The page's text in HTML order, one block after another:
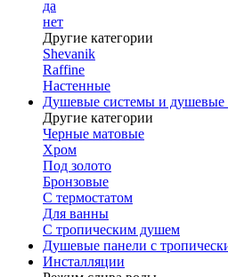
да
нет
Другие категории
Shevanik
Raffine
Настенные
Душевые системы и душевые
Другие категории
Черные матовые
Хром
Под золото
Бронзовые
С термостатом
Для ванны
С тропическим душем
Душевые панели с
Инсталляции